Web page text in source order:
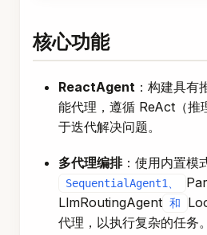
核心功能
ReactAgent ：构建具有
能代理，遵循 ReAct（推
于迭代解决问题。
多代理编排：使用内置模
SequentialAgent1、
LlmRoutingAgent 和
代理，以执行复杂的任务。